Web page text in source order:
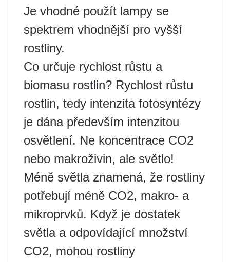
Je vhodné použít lampy se
spektrem vhodnější pro vyšší
rostliny.
Co určuje rychlost růstu a
biomasu rostlin? Rychlost růstu
rostlin, tedy intenzita fotosyntézy
je dána především intenzitou
osvětlení. Ne koncentrace CO2
nebo makroživin, ale světlo!
Méně světla znamená, že rostliny
potřebují méně CO2, makro- a
mikroprvků. Když je dostatek
světla a odpovídající množství
CO2, mohou rostliny